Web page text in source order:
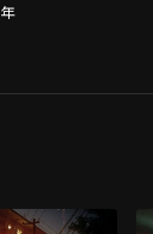
年